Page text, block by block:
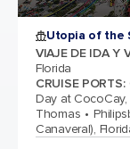
Utopia of the
VIAJE DE IDA Y
Florida
CRUISE PORTS:
Day at
Thomas
Canaveral),